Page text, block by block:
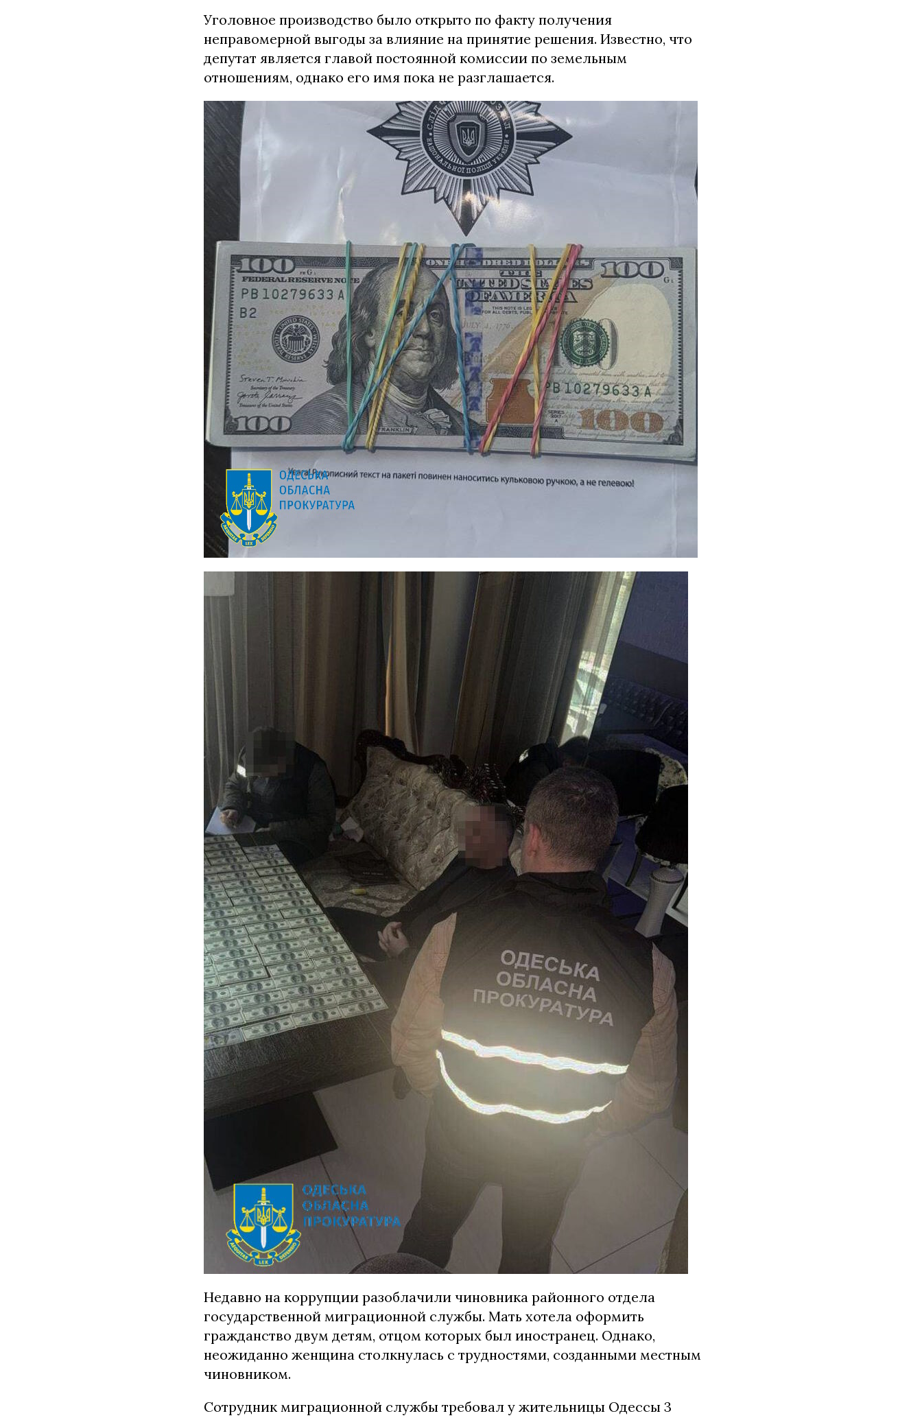
Уголовное производство было открыто по факту получения
неправомерной выгоды за влияние на принятие решения. Известно, что
депутат является главой постоянной комиссии по земельным
отношениям, однако его имя пока не разглашается.
Недавно на коррупции разоблачили чиновника районного отдела
государственной миграционной службы. Мать хотела оформить
гражданство двум детям, отцом которых был иностранец. Однако,
неожиданно женщина столкнулась с трудностями, созданными местным
чиновником.
Сотрудник миграционной службы требовал у жительницы Одессы 3